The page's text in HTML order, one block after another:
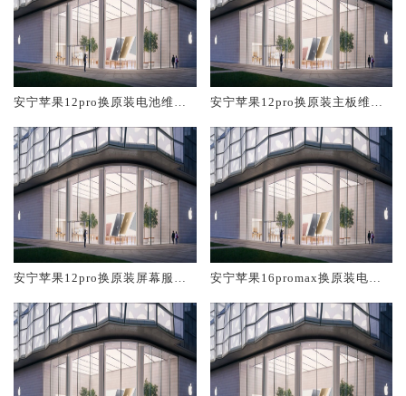
安宁苹果12pro换原装电池维修
安宁苹果12pro换原装主板维修
安宁苹果12pro换原装屏幕服务
安宁苹果16promax换原装电池